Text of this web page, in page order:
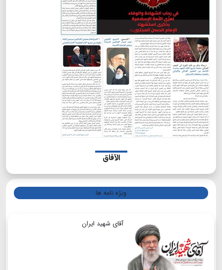
الآفاق
ویژه نامه ها
آقای شهید ایران